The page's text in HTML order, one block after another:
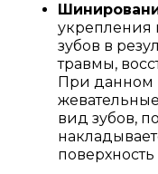
укрепления
зубов в
травмы,
При данном
вид зубов,